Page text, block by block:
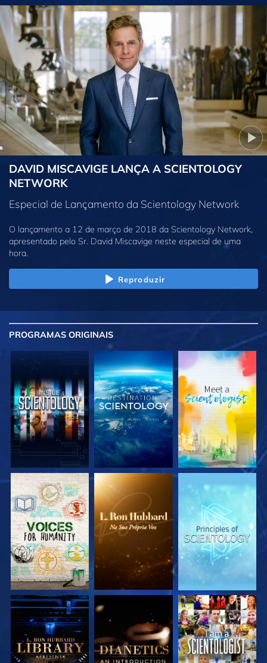
DAVID MISCAVIGE LANÇA A SCIENTOLOGY
NETWORK
Especial de Lançamento da Scientology Network
O lançamento a 12 de março de 2018 da Scientology Network,
apresentado pelo Sr. David Miscavige neste especial de uma
hora.
Reproduzir
PROGRAMAS ORIGINAIS
EXPLORE A SÉRIE EXPLORE A SÉRIE EXPLORE A SÉRIE
EXPLORE A SÉRIE EXPLORE A SÉRIE VEJA